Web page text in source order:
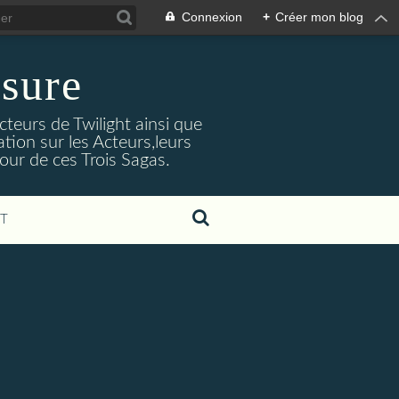
Connexion + Créer mon blog
de Twilight ainsi que
sur les Acteurs,leurs
de ces Trois Sagas.